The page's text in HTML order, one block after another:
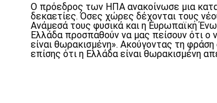
Ο πρόεδρος των ΗΠΑ ανακοίνωσε μια
δεκαετίες. Όσες χώρες δέχονται τους
Ανάμεσά τους φυσικά και η Ευρωπαϊκή
Ελλάδα προσπαθούν να μας πείσουν ότι ο
είναι θωρακισμένη». Ακούγοντας τη
επίσης ότι η Ελλάδα είναι θωρακισμένη